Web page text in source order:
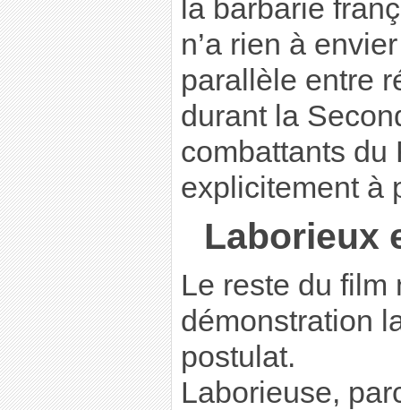
la barbarie
n’a rien à
parallèle entre
durant la
combattants du
explicitement à
Laborieux
Le reste du film
démonstration
postulat.
Laborieuse,